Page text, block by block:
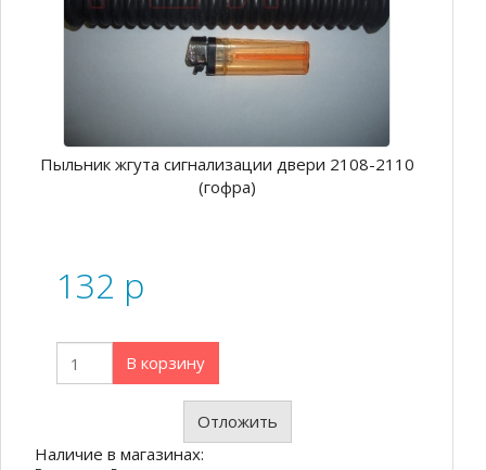
Пыльник жгута сигнализации двери 2108-2110
(гофра)
132 p
В корзину
Отложить
Наличие в магазинах: